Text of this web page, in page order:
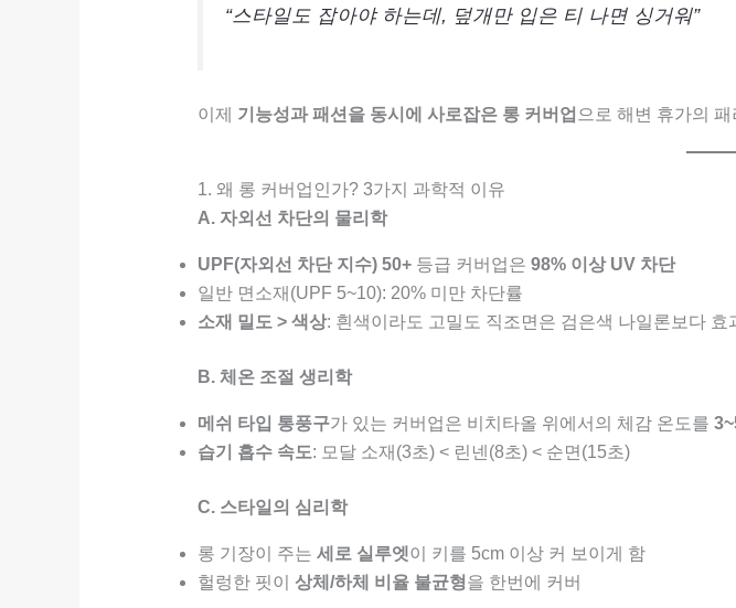
“스타일도 잡아야 하는데, 덮개만 입은 티 나면 싱거워”
이제 기능성과 패션을 동시에 사로잡은 롱 커버업 으로 해변 휴가의
1. 왜 롱 커버업인가? 3가지 과학적 이유
A. 자외선 차단의 물리학
UPF(자외선 차단 지수) 50+등급 커버업은 98% 이상 UV 차단
일반 면소재(UPF 5~10): 20% 미만 차단률
소재 밀도 > 색상: 흰색이라도 고밀도 직조면은 검은색 나일론보다 효
B. 체온 조절 생리학
메쉬 타입 통풍구가 있는 커버업은 비치타올 위에서의 체감 온도를
습기 흡수 속도: 모달 소재(3초) < 린넨(8초) < 순면(15초)
C. 스타일의 심리학
롱 기장이 주는 세로 실루엣이 키를 5cm 이상 커 보이게 함
헐렁한 핏이 상체/하체 비율 불균형을 한번에 커버